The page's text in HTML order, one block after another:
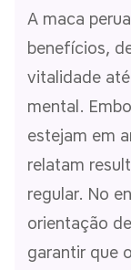
A maca
benefícios,
vitalidade
mental.
estejam em
relatam
regular. No
orientação
garantir que